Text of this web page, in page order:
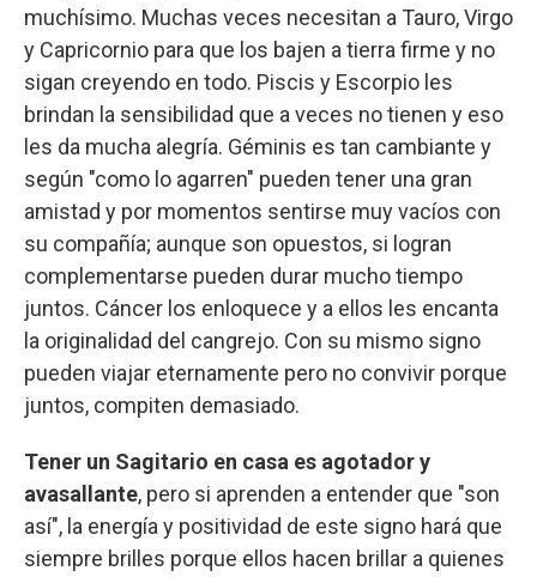
muchísimo. Muchas veces necesitan a Tauro, Virgo
y Capricornio para que los bajen a tierra firme y no
sigan creyendo en todo. Piscis y Escorpio les
brindan la sensibilidad que a veces no tienen y eso
les da mucha alegría. Géminis es tan cambiante y
según "como lo agarren" pueden tener una gran
amistad y por momentos sentirse muy vacíos con
su compañía; aunque son opuestos, si logran
complementarse pueden durar mucho tiempo
juntos. Cáncer los enloquece y a ellos les encanta
la originalidad del cangrejo. Con su mismo signo
pueden viajar eternamente pero no convivir porque
juntos, compiten demasiado.
Tener un Sagitario en casa es agotador y
avasallante, pero si aprenden a entender que "son
así", la energía y positividad de este signo hará que
siempre brilles porque ellos hacen brillar a quienes